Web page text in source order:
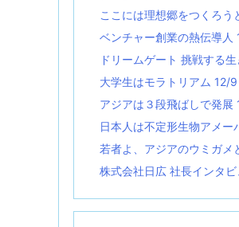
ここには理想郷をつくろ
ベンチャー創業の熱伝導人
ドリームゲート 挑戦する
大学生はモラトリアム 12/9
アジアは３段飛ばしで発展
日本人は不定形生物アメ
若者よ、アジアのウミガ
株式会社日広 社長インタ